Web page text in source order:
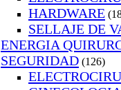
HARDWARE
SELLAJE DE
ENERGIA
SEGURIDAD (126)